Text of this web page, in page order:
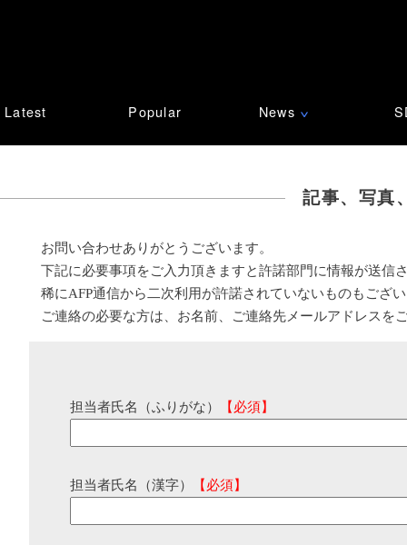
Latest Popular News ∨
記事、写真
お問い合わせありがとうございます。
下記に必要事項をご入力頂きますと許諾部門に情報が送信
稀にAFP通信から二次利用が許諾されていないものもござ
ご連絡の必要な方は、お名前、ご連絡先メールアドレスを
担当者氏名（ふりがな） 【必須】
担当者氏名（漢字） 【必須】